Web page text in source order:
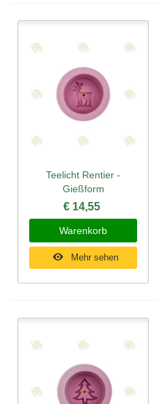
Teelicht Rentier -
Gießform
€ 14,55
Warenkorb
Mehr sehen